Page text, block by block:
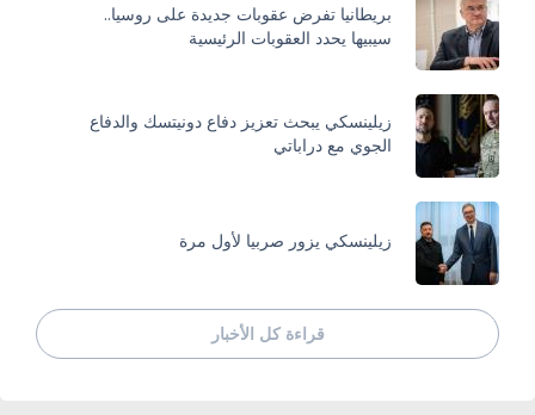
بريطانيا تفرض عقوبات جديدة على روسيا..
سيبيها يحدد العقوبات الرئيسية
زيلينسكي يبحث تعزيز دفاع دونيتسك والدفاع
الجوي مع دراباتي
زيلينسكي يزور صربيا لأول مرة
قراءة كل الأخبار